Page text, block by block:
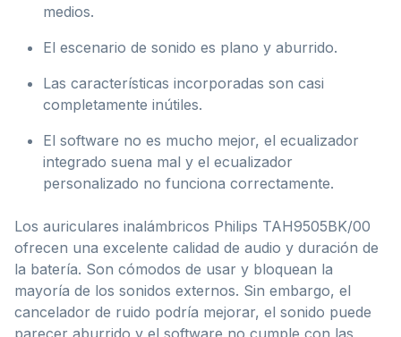
medios.
El escenario de sonido es plano y aburrido.
Las características incorporadas son casi
completamente inútiles.
El software no es mucho mejor, el ecualizador
integrado suena mal y el ecualizador
personalizado no funciona correctamente.
Los auriculares inalámbricos Philips TAH9505BK/00
ofrecen una excelente calidad de audio y duración de
la batería. Son cómodos de usar y bloquean la
mayoría de los sonidos externos. Sin embargo, el
cancelador de ruido podría mejorar, el sonido puede
parecer aburrido y el software no cumple con las